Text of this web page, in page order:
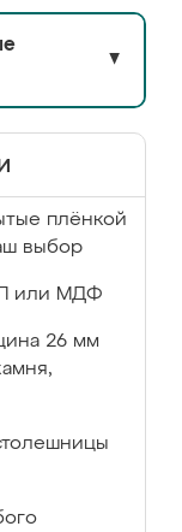
▼
плёнкой
выбор
или МДФ
26 мм